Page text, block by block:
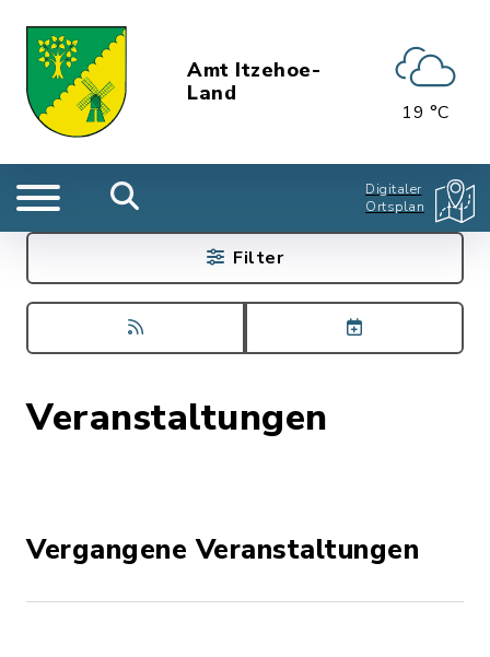
Amt Itzehoe-
Land
19 °C
Digitaler
Ortsplan
Veranstaltungen
Vergangene Veranstaltungen
Filter